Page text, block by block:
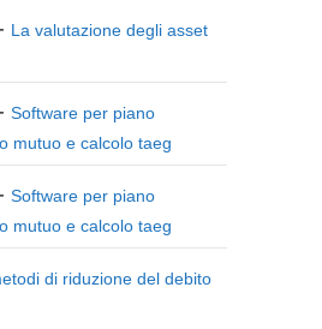
La valutazione degli asset
Software per piano
mutuo e calcolo taeg
Software per piano
mutuo e calcolo taeg
di riduzione del debito